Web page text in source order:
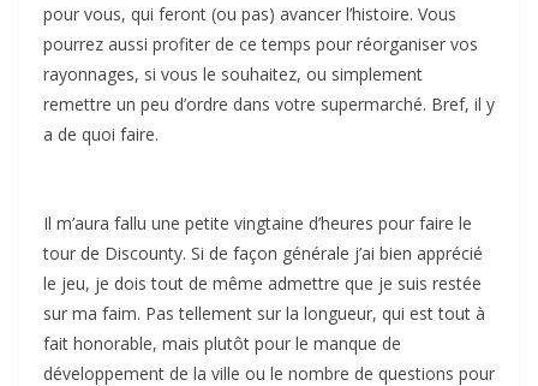
pour vous, qui feront (ou pas) avancer l’histoire. Vous
pourrez aussi profiter de ce temps pour réorganiser vos
rayonnages, si vous le souhaitez, ou simplement
remettre un peu d’ordre dans votre supermarché. Bref, il y
a de quoi faire.
Il m’aura fallu une petite vingtaine d’heures pour faire le
tour de Discounty. Si de façon générale j’ai bien apprécié
le jeu, je dois tout de même admettre que je suis restée
sur ma faim. Pas tellement sur la longueur, qui est tout à
fait honorable, mais plutôt pour le manque de
développement de la ville ou le nombre de questions pour